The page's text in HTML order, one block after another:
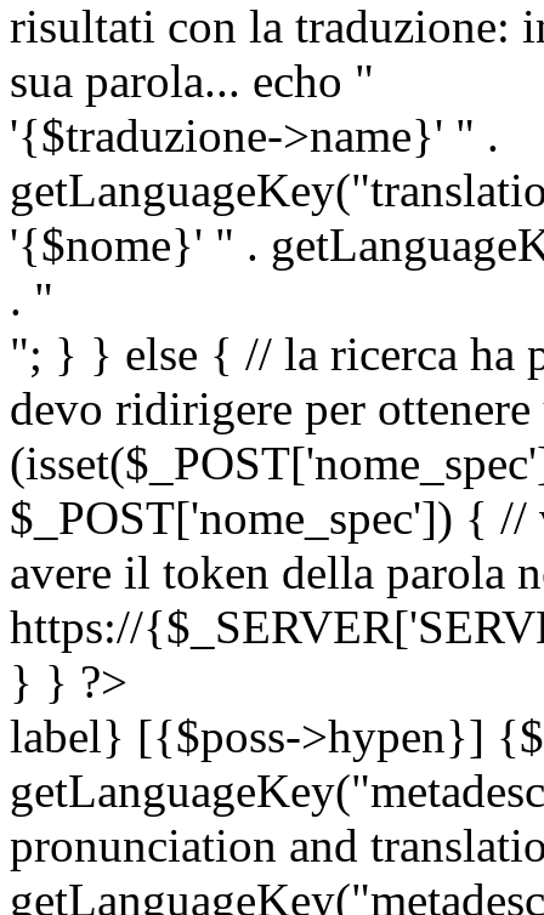
risultati con la traduzione:
sua parola... echo "
'{$traduzione->name}' " .
'{$nome}' " .
. "
"; } } else { // la ricerca ha
devo ridirigere per
$_POST['nome_spec']) {
avere il token della parola
https://
} } ?>
label} [{$poss->hypen}]
pronunciation and